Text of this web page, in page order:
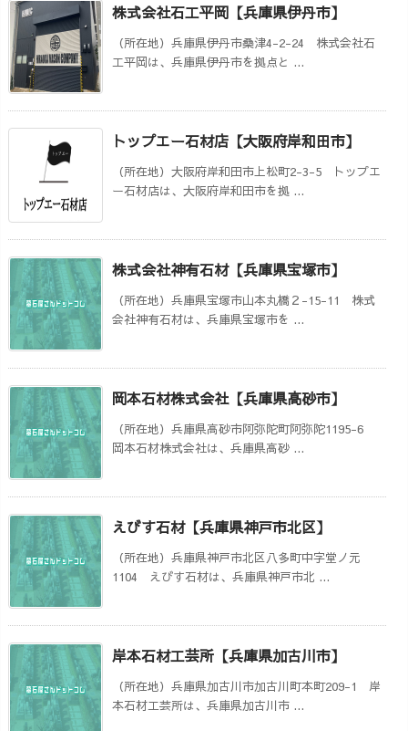
株式会社石工平岡【兵庫県伊丹市】
（所在地）兵庫県伊丹市桑津4-2-24 株式会社石
工平岡は、兵庫県伊丹市を拠点と ...
トップエー石材店【大阪府岸和田市】
（所在地）大阪府岸和田市上松町2-3-5 トップエ
ー石材店は、大阪府岸和田市を拠 ...
株式会社神有石材【兵庫県宝塚市】
（所在地）兵庫県宝塚市山本丸橋２-15-11 株式
会社神有石材は、兵庫県宝塚市を ...
岡本石材株式会社【兵庫県高砂市】
（所在地）兵庫県高砂市阿弥陀町阿弥陀1195-6
岡本石材株式会社は、兵庫県高砂 ...
えびす石材【兵庫県神戸市北区】
（所在地）兵庫県神戸市北区八多町中字堂ノ元
1104 えびす石材は、兵庫県神戸市北 ...
岸本石材工芸所【兵庫県加古川市】
（所在地）兵庫県加古川市加古川町本町209-1 岸
本石材工芸所は、兵庫県加古川市 ...